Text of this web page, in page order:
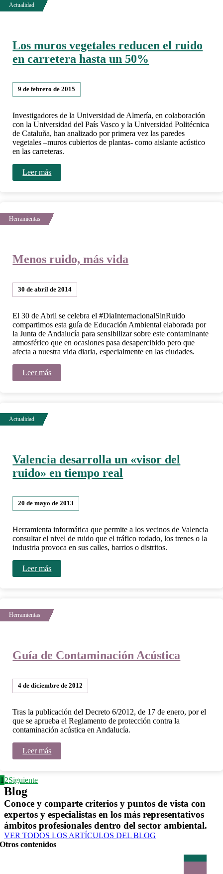
Los muros vegetales reducen el ruido
en carretera hasta un 50%
9 de febrero de 2015
Investigadores de la Universidad de Almería, en colaboración
con la Universidad del País Vasco y la Universidad Politécnica
de Cataluña, han analizado por primera vez las paredes
vegetales –muros cubiertos de plantas- como aislante acústico
en las carreteras.
Leer más
Menos ruido, más vida
30 de abril de 2014
El 30 de Abril se celebra el #DiaInternacionalSinRuido
compartimos esta guía de Educación Ambiental elaborada por
la Junta de Andalucía para sensibilizar sobre este contaminante
atmosférico que en ocasiones pasa desapercibido pero que
afecta a nuestra vida diaria, especialmente en las ciudades.
Leer más
Valencia desarrolla un «visor del
ruido» en tiempo real
20 de mayo de 2013
Herramienta informática que permite a los vecinos de Valencia
consultar el nivel de ruido que el tráfico rodado, los trenes o la
industria provoca en sus calles, barrios o distritos.
Leer más
Guía de Contaminación Acústica
4 de diciembre de 2012
Tras la publicación del Decreto 6/2012, de 17 de enero, por el
que se aprueba el Reglamento de protección contra la
contaminación acústica en Andalucía.
Leer más
1 2Siguiente
Blog
Conoce y comparte criterios y puntos de vista con
expertos y especialistas en los más representativos
ámbitos profesionales dentro del sector ambiental.
VER TODOS LOS ARTÍCULOS DEL BLOG
Otros contenidos